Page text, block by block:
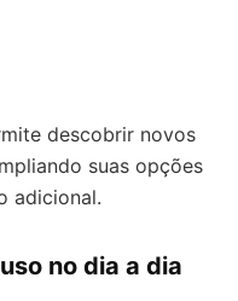
descobrir novos
suas opções
adicional.
no dia a dia